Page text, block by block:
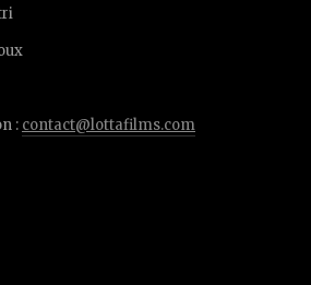
: contact@lottafilms.com